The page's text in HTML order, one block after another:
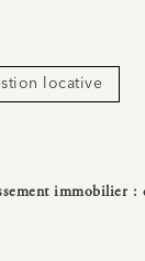
locative
immobilier :